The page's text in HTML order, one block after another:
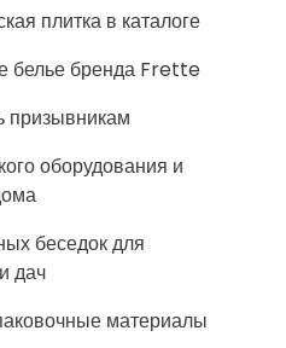
плитка в каталоге
белье бренда Frette
оборудования и
беседок для
дач
материалы